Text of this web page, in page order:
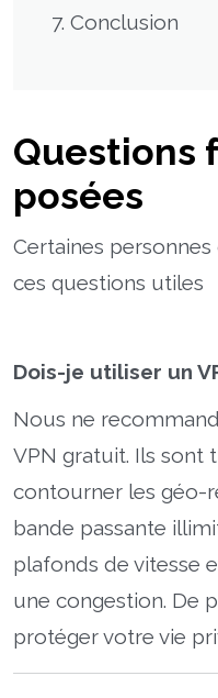
Conclusion
Questions
posées
Certaines
ces questions utiles
Dois-je utiliser un
Nous ne
VPN gratuit. Ils sont
contourner les géo-
bande passante
plafonds de vitesse
une congestion. De
protéger votre vie